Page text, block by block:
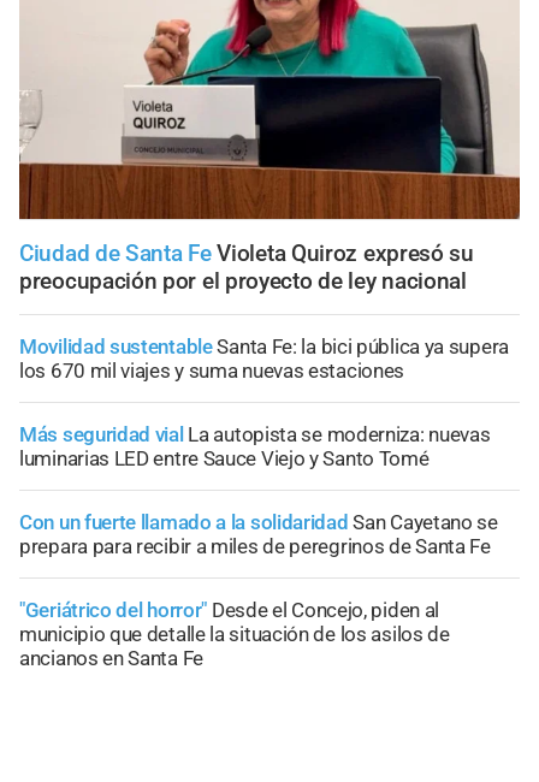
Ciudad de Santa Fe Violeta Quiroz expresó su
preocupación por el proyecto de ley nacional
Movilidad sustentableSanta Fe: la bici pública ya supera
los 670 mil viajes y suma nuevas estaciones
Más seguridad vial La autopista se moderniza: nuevas
luminarias LED entre Sauce Viejo y Santo Tomé
Con un fuerte llamado a la solidaridad San Cayetano se
prepara para recibir a miles de peregrinos de Santa Fe
"Geriátrico del horror" Desde el Concejo, piden al
municipio que detalle la situación de los asilos de
ancianos en Santa Fe